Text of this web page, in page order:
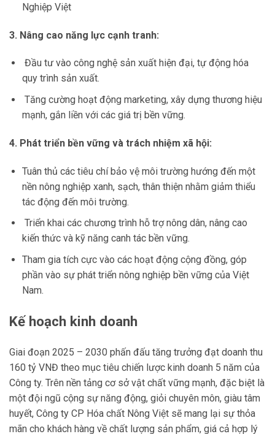
Nghiệp Việt
3. Nâng cao năng lực cạnh tranh:
Đầu tư vào công nghệ sản xuất hiện đại, tự động hóa
quy trình sản xuất.
Tăng cường hoạt động marketing, xây dựng thương hiệu
mạnh, gắn liền với các giá trị bền vững.
4. Phát triển bền vững và trách nhiệm xã hội:
Tuân thủ các tiêu chí bảo vệ môi trường hướng đến một
nền nông nghiệp xanh, sạch, thân thiện nhằm giảm thiểu
tác động đến môi trường.
Triển khai các chương trình hỗ trợ nông dân, nâng cao
kiến thức và kỹ năng canh tác bền vững.
Tham gia tích cực vào các hoạt động cộng đồng, góp
phần vào sự phát triển nông nghiệp bền vững của Việt
Nam.
Kế hoạch kinh doanh
Giai đoạn 2025 – 2030 phấn đấu tăng trưởng đạt doanh thu
160 tỷ VNĐ theo mục tiêu chiến lược kinh doanh 5 năm của
Công ty. Trên nền tảng cơ sở vật chất vững mạnh, đặc biệt là
một đội ngũ cộng sự năng động, giỏi chuyên môn, giàu tâm
huyết, Công ty CP Hóa chất Nông Việt sẽ mang lại sự thỏa
mãn cho khách hàng về chất lượng sản phẩm, giá cả hợp lý